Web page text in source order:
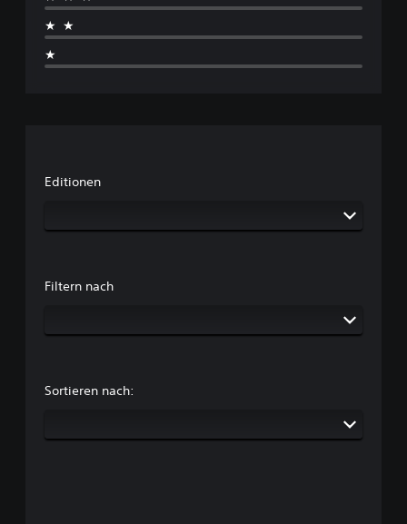
★★
★
Editionen
Filtern nach
Sortieren nach: